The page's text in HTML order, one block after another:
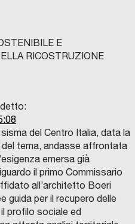
E
RICOSTRUZIONE
del Centro Italia, data la
tema, andasse affrontata
emersa già
il primo Commissario
all’architetto Boeri
guida per il recupero delle
profilo sociale ed